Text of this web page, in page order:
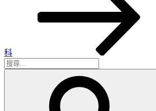
科
搜